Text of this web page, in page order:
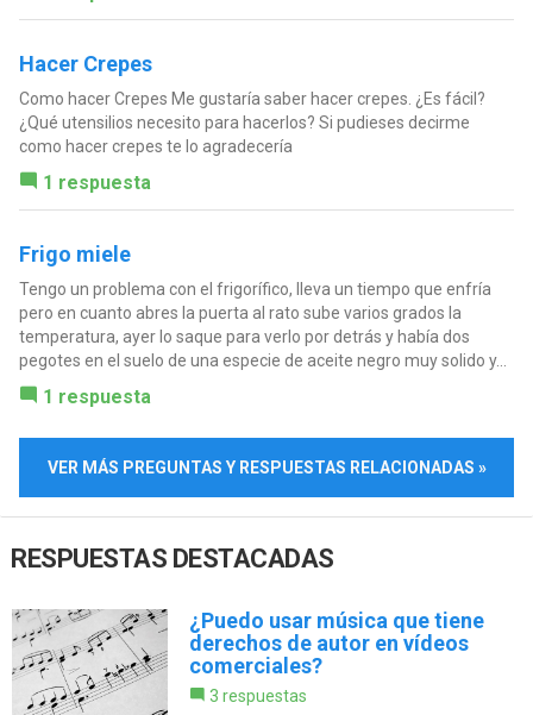
Hacer Crepes
Como hacer Crepes Me gustaría saber hacer crepes. ¿Es fácil?
¿Qué utensilios necesito para hacerlos? Si pudieses decirme
como hacer crepes te lo agradecería
1 respuesta
Frigo miele
Tengo un problema con el frigorífico, lleva un tiempo que enfría
pero en cuanto abres la puerta al rato sube varios grados la
temperatura, ayer lo saque para verlo por detrás y había dos
pegotes en el suelo de una especie de aceite negro muy solido y...
1 respuesta
VER MÁS PREGUNTAS Y RESPUESTAS RELACIONADAS »
RESPUESTAS DESTACADAS
¿Puedo usar música que tiene
derechos de autor en vídeos
comerciales?
3 respuestas